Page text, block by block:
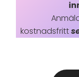
kostnadsfritt